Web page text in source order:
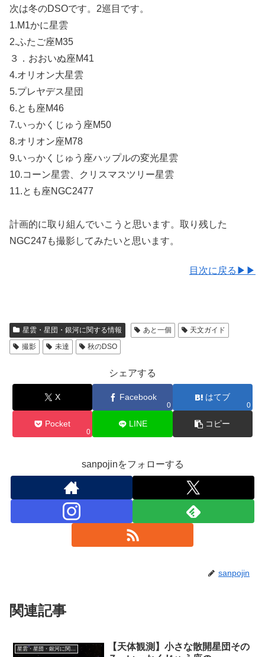
次は冬のDSOです。2巡目です。
1.M1かに星雲
2.ふたご座M35
３．おおいぬ座M41
4.オリオン大星雲
5.プレヤデス星団
6.とも座M46
7.いっかくじゅう座M50
8.オリオン座M78
9.いっかくじゅう座ハップルの変光星雲
10.コーン星雲、クリスマスツリー星雲
11.とも座NGC2477
計画的に取り組んでいこうと思います。取り残した
NGC247も撮影してみたいと思います。
目次に戻る▶▶
星雲・星団・銀河に関する情報 あと一個
天文ガイド
撮影
未達 秋のDSO
シェアする
X Facebook
0
はてブ
0
Pocket
0
LINE コピー
sanpojinをフォローする
sanpojin
関連記事
【天体観測】小さな散開星団その